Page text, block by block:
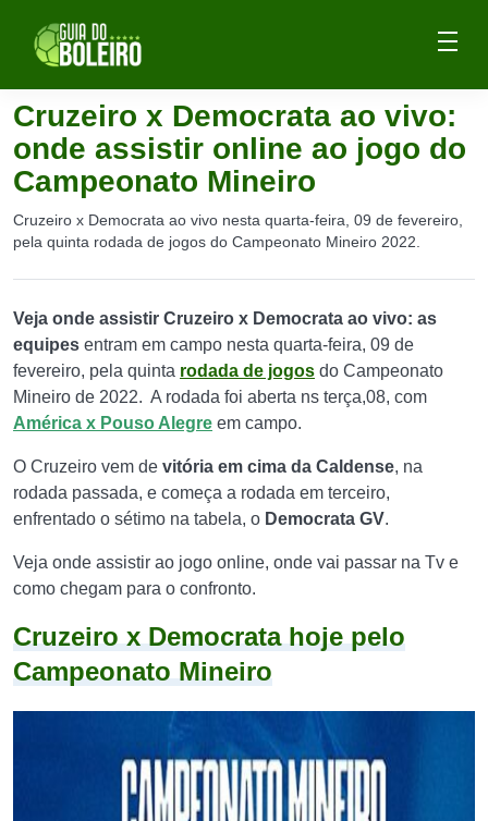
Cruzeiro x Democrata ao vivo:
onde assistir online ao jogo do
Campeonato Mineiro
Cruzeiro x Democrata ao vivo nesta quarta-feira, 09 de fevereiro,
pela quinta rodada de jogos do Campeonato Mineiro 2022.
Veja onde assistir Cruzeiro x Democrata ao vivo: as
equipes entram em campo nesta quarta-feira, 09 de
fevereiro, pela quinta rodada de jogos do Campeonato
Mineiro de 2022. A rodada foi aberta ns terça,08, com
América x Pouso Alegre em campo.
O Cruzeiro vem de vitória em cima da Caldense, na
rodada passada, e começa a rodada em terceiro,
enfrentado o sétimo na tabela, o Democrata GV.
Veja onde assistir ao jogo online, onde vai passar na Tv e
como chegam para o confronto.
Cruzeiro x Democrata hoje pelo
Campeonato Mineiro